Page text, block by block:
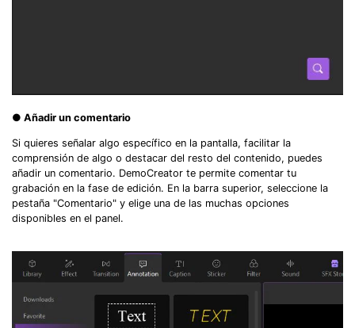
● Añadir un comentario
Si quieres señalar algo específico en la pantalla, facilitar la
comprensión de algo o destacar del resto del contenido, puedes
añadir un comentario. DemoCreator te permite comentar tu
grabación en la fase de edición. En la barra superior, seleccione la
pestaña "Comentario" y elige una de las muchas opciones
disponibles en el panel.